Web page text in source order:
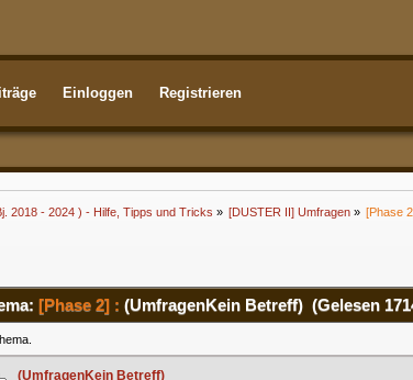
Einloggen Registrieren
2018 - 2024 ) - Hilfe, Tipps und Tricks » [DUSTER II] Umfragen» [Phase
[Phase 2] : (UmfragenKein Betreff) (Gelesen
(UmfragenKein Betreff)